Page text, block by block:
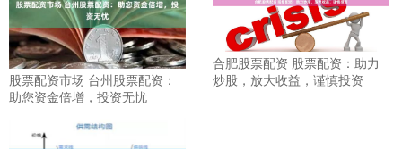
股票配资市场 台州股票配资：
助您资金倍增，投资无忧
合肥股票配资 股票配资：助力
炒股，放大收益，谨慎投资